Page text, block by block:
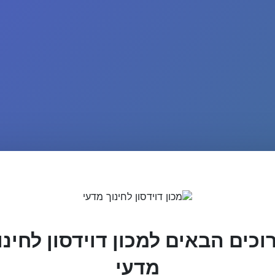
הבאים למכון דוידסון
מדעי